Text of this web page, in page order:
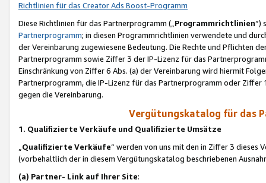
Richtlinien für das Creator Ads Boost-Programm
Diese Richtlinien für das Partnerprogramm („Programmrichtlinien“)
Partnerprogramm; in diesen Programmrichtlinien verwendete und
der Vereinbarung zugewiesene Bedeutung. Die Rechte und Pflichten
Partnerprogramm sowie Ziffer 3 der IP-Lizenz für das
Einschränkung von Ziffer 6 Abs. (a) der Vereinbarung wird hiermit
Partnerprogramm, die IP-Lizenz für das Partnerprogramm oder
gegen die Vereinbarung.
Vergütungskatalog für das
1. Qualifizierte Verkäufe und Qualifizierte Umsätze
Qualifizierte Verkäufe“ werden von uns mit den in Ziffer 3
(vorbehaltlich der in diesem Vergütungskatalog beschriebenen
(a) Partner- Link auf Ihrer Site: